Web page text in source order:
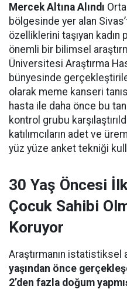
Mercek Altına Alındı
bölgesinde yer alan
özelliklerini taşıyan
önemli bir bilimsel
Üniversitesi Araştırma
bünyesinde
olarak meme kanseri
hasta ile daha önce bu
kontrol grubu
katılımcıların adet ve
yüz yüze anket tekniği
30 Yaş Öncesi
Çocuk Sahibi
Koruyor
Araştırmanın istatistiksel
yaşından önce
2’den fazla doğum